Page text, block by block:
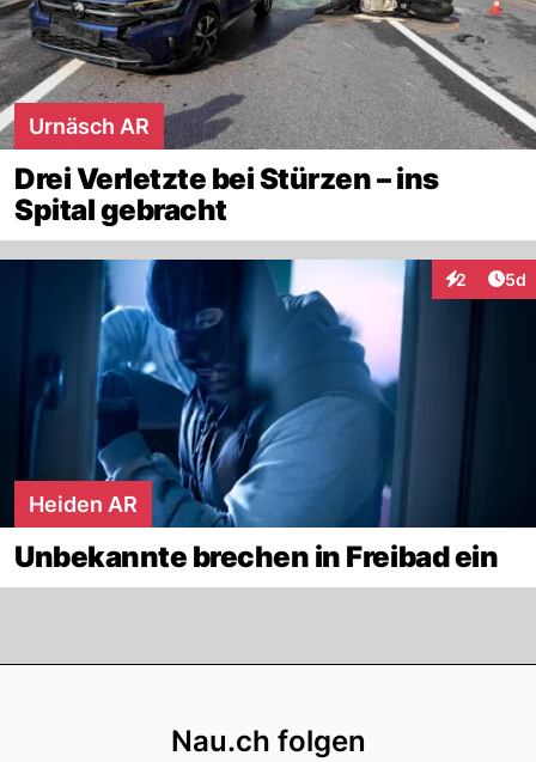
Urnäsch AR
Drei Verletzte bei Stürzen – ins
Spital gebracht
2 5d
Heiden AR
Unbekannte brechen in Freibad ein
Nau.ch folgen